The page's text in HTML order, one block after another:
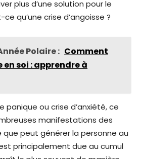
plus d’une solution pour le
qu’une crise d’angoisse ?
Polaire : Comment
soi : apprendre à
panique ou crise d’anxiété, ce
manifestations des
que peut générer la personne au
principalement due au cumul